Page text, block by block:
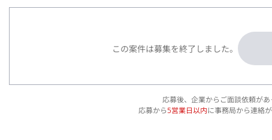
この案件は募集を終了しました。
応募後、企業からご面談依頼があ
応募から5営業日以内に事務局から連絡